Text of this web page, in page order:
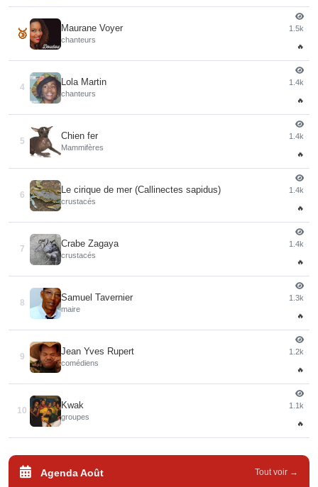
🥉 Maurane Voyer
chanteurs
1.5k
🔥
4
Lola Martin
chanteurs
1.4k
🔥
5
Chien fer
Mammifères
1.4k
🔥
6
Le cirique de mer (Callinectes sapidus)
crustacés
1.4k
🔥
7
Crabe Zagaya
crustacés
1.4k
🔥
8
Samuel Tavernier
maire
1.3k
🔥
9
Jean Yves Rupert
comédiens
1.2k
🔥
10
Kwak
groupes
1.1k
🔥
Agenda Août Tout voir →